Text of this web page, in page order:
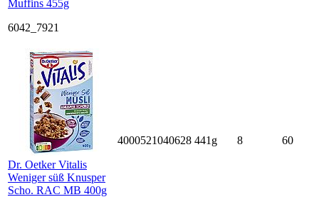
Muffins 455g
6042_7921
Dr. Oetker Vitalis
Weniger süß Knusper
Scho. RAC MB 400g
4000521040628 441g 8 60